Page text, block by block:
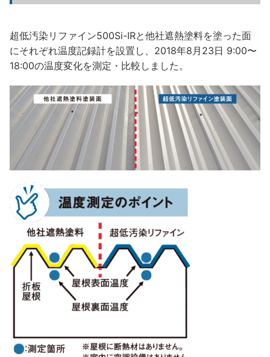
超低汚染リファイン500Si-IRと他社遮熱塗料を塗った面
にそれぞれ温度記録計を設置し、2018年8月23日 9:00〜
18:00の温度変化を測定・比較しました。